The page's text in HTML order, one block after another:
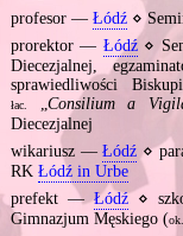
profesor — Łódź⋄
prorektor — Łódź⋄
Diecezjalnej,
sprawiedliwości
łac. „Consilium a
Diecezjalnej
wikariusz —Łódź ⋄
RK Łódź in Urbe
prefekt —Łódź ⋄
Gimnazjum Męskiego (ok.